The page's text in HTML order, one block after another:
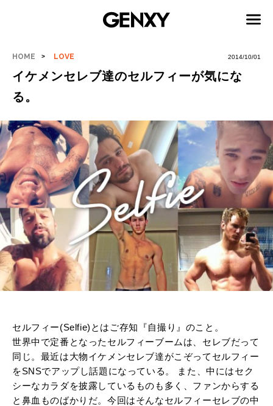
HOME LOVE 2014/10/01
イケメンセレブ達のセルフィーが気にな
る。
セルフィー(Selfie)とはご存知『自撮り』のこと。
世界中で定番となったセルフィーブームは、セレブだって
同じ。最近は大物イケメンセレブ達がこぞってセルフィー
をSNSでアップし話題になっている。 また、中にはセク
シーなカラダを披露しているものも多く、ファンからする
と鼻血ものばかりだ。今回はそんなセルフィーセレブの中